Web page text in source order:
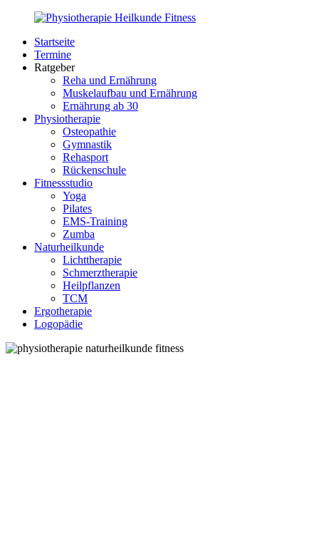
Zurück
Inhalt
PhysioMed-
Fit.de
Gesundheit
Startseite
Termine
Ratgeber
Reha und Ernährung
Muskelaufbau und Ernährung
Ernährung ab 30
Physiotherapie
Osteopathie
Gymnastik
Rehasport
Rückenschule
Fitnessstudio
Yoga
Pilates
EMS-Training
Zumba
Naturheilkunde
Lichttherapie
Schmerztherapie
Heilpflanzen
TCM
Ergotherapie
Logopädie